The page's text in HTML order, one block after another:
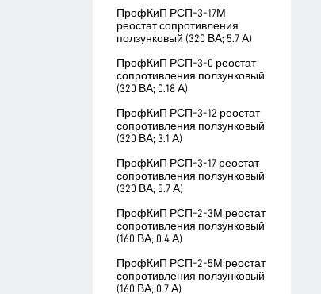
ПрофКиП РСП-3-17М
реостат сопротивления
ползунковый (320 ВА; 5.7 А)
ПрофКиП РСП-3-0 реостат
сопротивления ползунковый
(320 ВА; 0.18 А)
ПрофКиП РСП-3-12 реостат
сопротивления ползунковый
(320 ВА; 3.1 А)
ПрофКиП РСП-3-17 реостат
сопротивления ползунковый
(320 ВА; 5.7 А)
ПрофКиП РСП-2-3М реостат
сопротивления ползунковый
(160 ВА; 0.4 А)
ПрофКиП РСП-2-5М реостат
сопротивления ползунковый
(160 ВА; 0.7 А)